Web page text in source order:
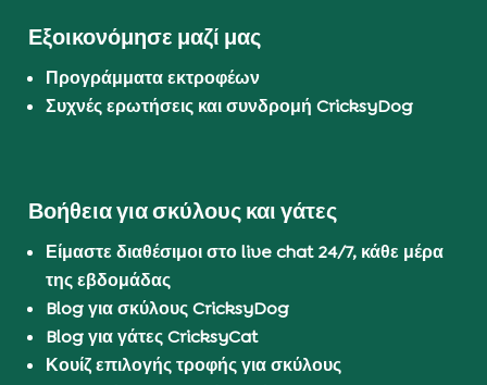
Εξοικονόμησε μαζί μας
Προγράμματα εκτροφέων
Συχνές ερωτήσεις και συνδρομή CricksyDog
Βοήθεια για σκύλους και γάτες
Είμαστε διαθέσιμοι στο live chat 24/7, κάθε μέρα
της εβδομάδας
Blog για σκύλους CricksyDog
Blog για γάτες CricksyCat
Κουίζ επιλογής τροφής για σκύλους